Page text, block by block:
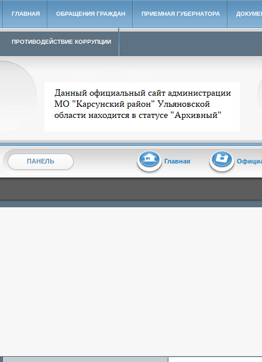
ГЛАВНАЯ ОБРАЩЕНИЯ ГРАЖДАН ПРИЕМНАЯ ГУБЕРНАТОРА
ПРОТИВОДЕЙСТВИЕ КОРРУПЦИИ
Архивный сайт администрации МО "Карсунский район"
ПАНЕЛЬ Главная